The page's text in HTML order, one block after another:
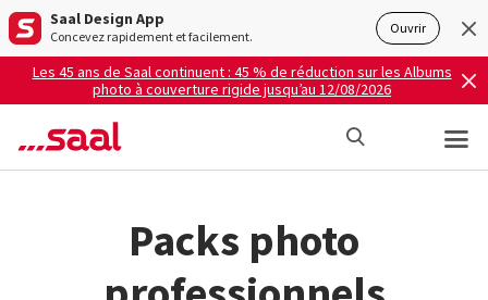
Saal Design App
Concevez rapidement et facilement. Ouvrir
Les 45 ans de Saal continuent : 45 % de réduction sur les Albums
photo à couverture rigide jusqu’au 12/08/2026
Packs photo